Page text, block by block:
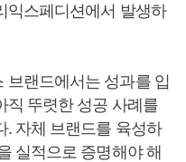
익스페디션에서 발생하
브랜드에서는 성과를 입
직 뚜렷한 성공 사례를
. 자체 브랜드를 육성하
실적으로 증명해야 해